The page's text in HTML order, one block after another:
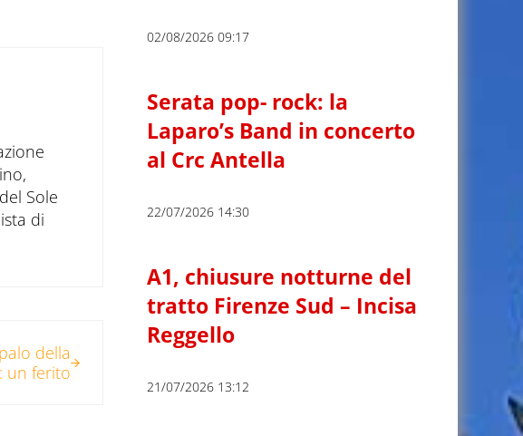
Sole
di
della
un ferito
02/08/2026 09:17
Serata pop- rock: la
Laparo’s Band in concerto
al Crc Antella
22/07/2026 14:30
A1, chiusure notturne del
tratto Firenze Sud – Incisa
Reggello
21/07/2026 13:12